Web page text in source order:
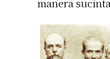
manera